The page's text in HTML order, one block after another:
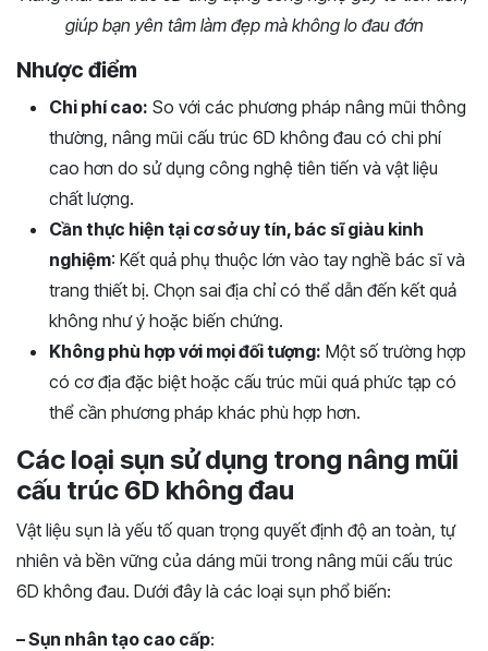
giúp bạn yên tâm làm đẹp mà không lo đau đớn
Nhược điểm
Chi phí cao: So với các phương pháp nâng mũi thông
thường, nâng mũi cấu trúc 6D không đau có chi phí
cao hơn do sử dụng công nghệ tiên tiến và vật liệu
chất lượng.
Cần thực hiện tại cơ sở uy tín, bác sĩ giàu kinh
nghiệm: Kết quả phụ thuộc lớn vào tay nghề bác sĩ và
trang thiết bị. Chọn sai địa chỉ có thể dẫn đến kết quả
không như ý hoặc biến chứng.
Không phù hợp với mọi đối tượng: Một số trường hợp
có cơ địa đặc biệt hoặc cấu trúc mũi quá phức tạp có
thể cần phương pháp khác phù hợp hơn.
Các loại sụn sử dụng trong nâng mũi
cấu trúc 6D không đau
Vật liệu sụn là yếu tố quan trọng quyết định độ an toàn, tự
nhiên và bền vững của dáng mũi trong nâng mũi cấu trúc
6D không đau. Dưới đây là các loại sụn phổ biến:
– Sụn nhân tạo cao cấp: